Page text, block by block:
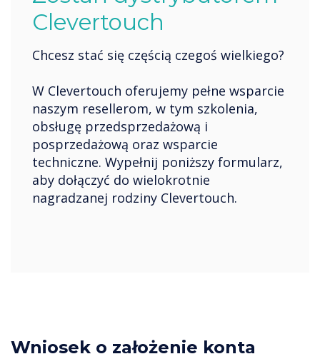
Clevertouch
Chcesz stać się częścią czegoś wielkiego?
W Clevertouch oferujemy pełne wsparcie
naszym resellerom, w tym szkolenia,
obsługę przedsprzedażową i
posprzedażową oraz wsparcie
techniczne. Wypełnij poniższy formularz,
aby dołączyć do wielokrotnie
nagradzanej rodziny Clevertouch.
Wniosek o założenie konta